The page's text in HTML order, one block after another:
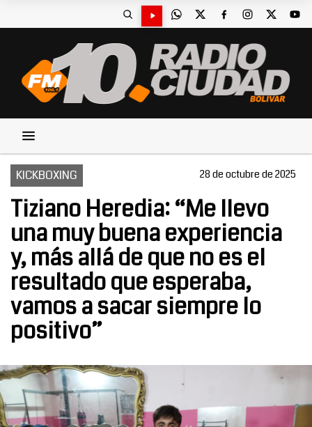
KICKBOXING 28 de octubre de 2025
Tiziano Heredia: “Me llevo
una muy buena experiencia
y, más allá de que no es el
resultado que esperaba,
vamos a sacar siempre lo
positivo”